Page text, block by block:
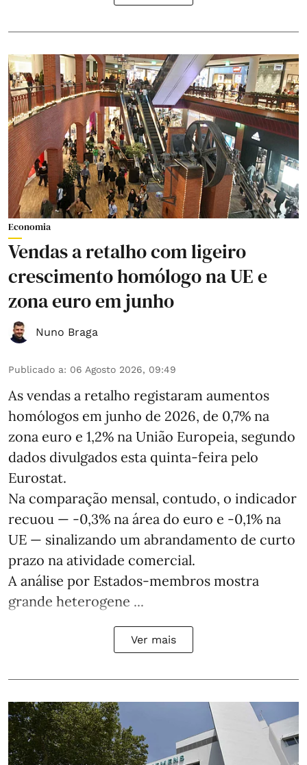
Economia
Vendas a retalho com ligeiro
crescimento homólogo na UE e
zona euro em junho
Nuno Braga
Publicado a: 06 Agosto 2026, 09:49
As vendas a retalho registaram aumentos
homólogos em junho de 2026, de 0,7% na
zona euro e 1,2% na União Europeia, segundo
dados divulgados esta quinta-feira pelo
Eurostat.
Na comparação mensal, contudo, o indicador
recuou — -0,3% na área do euro e -0,1% na
UE — sinalizando um abrandamento de curto
prazo na atividade comercial.
A análise por Estados‑membros mostra
grande heterogene ...
Ver mais